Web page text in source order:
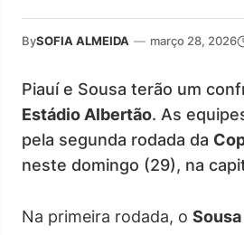
BySOFIA ALMEIDA — março 28, 2026
Piauí e Sousa terão um
Estádio Albertão. As
pela segunda rodada da
neste domingo (29), na
Na primeira rodada, o Sousa